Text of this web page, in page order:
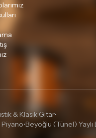
& Klasik Gitar•
•Beyoğlu (Tünel) Yaylı